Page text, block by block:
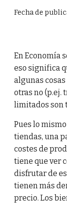
Fecha de
En Economía
eso significa
algunas
otras no (p.ej.
limitados son
Pues lo
tiendas, una
costes de
tiene que ver
disfrutar de
tienen más
precio. Los